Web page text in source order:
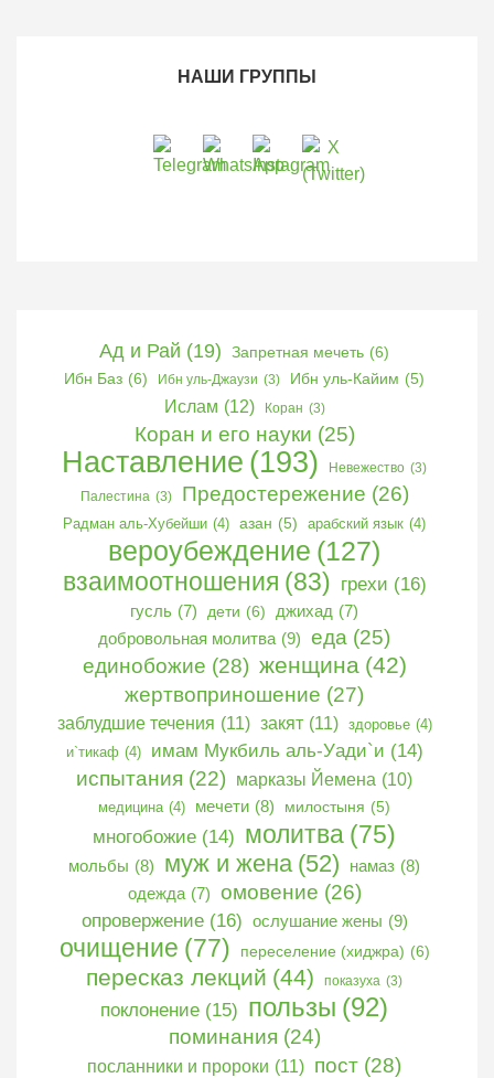
Ибн уль-Джаузи (3) Ибн уль-Кайим
Ислам (12) Коран (3)
взаимоотношения(83) грехи
гусль (7) дети (6) джихад (7)
добровольная молитва (9) еда
единобожие (28) женщина
жертвоприношение (27)
заблудшие течения (11) закят (11) здоровье
и`тикаф (4) имам Мукбиль аль-Уади`и (14)
испытания (22) марказы Йемена
медицина (4) мечети (8) милостыня
многобожие (14) молитва(75)
мольбы (8) муж и жена (52) намаз
одежда (7) омовение (26)
опровержение (16) ослушание жены
очищение(77) переселение (хиджра) (6)
пересказ лекций (44) показуха (3)
поклонение (15) пользы(92)
поминания (24)
посланники и пророки (11) пост (28)
права людей (18) праздник (19)
приверженцы Сунны (3) призыв (17)
приложение (10) проповедь (17) работа
развод (6) рамадан (4) родители и дети (16)
свадьба (9) смерть (10) сомнения (4) стихи
таяммум (9) терпение (17) торговля
требование знаний (66)
уроки (21) фетвы(79) фикх (34)